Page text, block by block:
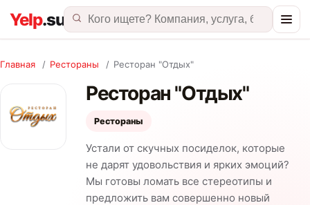
Главная / Рестораны / Ресторан "Отдых"
Ресторан "Отдых"
Рестораны
Устали от скучных посиделок, которые
не дарят удовольствия и ярких эмоций?
Мы готовы ломать все стереотипы и
предложить вам совершенно новый